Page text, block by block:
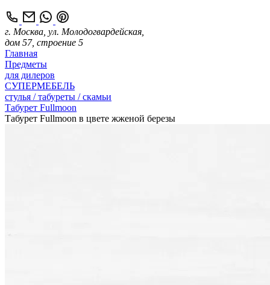
г. Москва, ул. Молодогвардейская,
дом 57, строение 5
Главная
Предметы
для дилеров
СУПЕРМЕБЕЛЬ
стулья / табуреты / скамьи
Табурет Fullmoon
Табурет Fullmoon в цвете жженой березы